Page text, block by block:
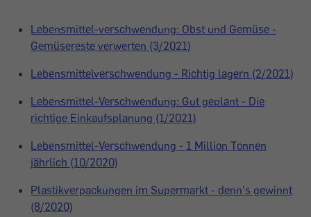
Lebensmittel-verschwendung: Obst und Gemüse -
Gemüsereste verwerten (3/2021)
Lebensmittelverschwendung - Richtig lagern (2/2021)
Lebensmittel-Verschwendung: Gut geplant - Die
richtige Einkaufsplanung (1/2021)
Lebensmittel-Verschwendung - 1 Million Tonnen
jährlich (10/2020)
Plastikverpackungen im Supermarkt - denn's gewinnt
(8/2020)